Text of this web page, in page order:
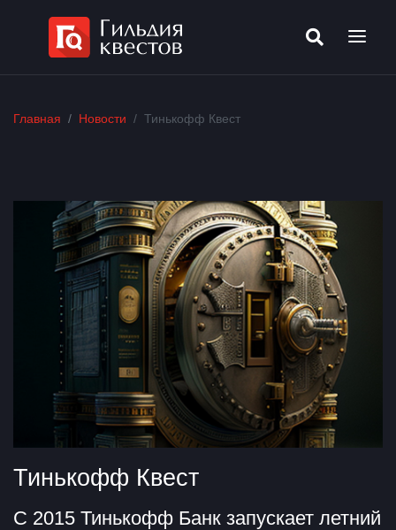
Главная Новости Тинькофф Квест
Тинькофф Квест
С 2015 Тинькофф Банк запускает летний